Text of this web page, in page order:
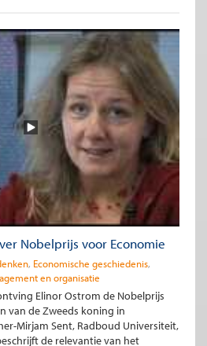
Nobelprijs voor Economie
Economische geschiedenis
en organisatie
Elinor Ostrom de Nobelprijs
van de Zweeds koning in
Mirjam Sent, Radboud Universiteit,
de relevantie van het